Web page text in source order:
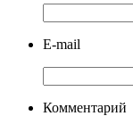
E-mail
Комментарий